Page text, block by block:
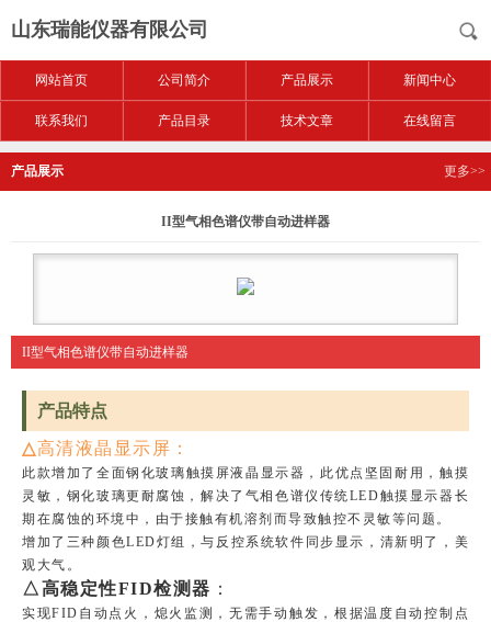
山东瑞能仪器有限公司
网站首页 公司简介 产品展示 新闻中心
联系我们 产品目录 技术文章 在线留言
产品展示 更多>>
II型气相色谱仪带自动进样器
II型气相色谱仪带自动进样器
产品特点
△高清液晶显示屏：
此款增加了全面钢化玻璃触摸屏液晶显示器，此优点坚固耐用，触摸
灵敏，钢化玻璃更耐腐蚀，解决了气相色谱仪传统LED触摸显示器长
期在腐蚀的环境中，由于接触有机溶剂而导致触控不灵敏等问题。
增加了三种颜色LED灯组，与反控系统软件同步显示，清新明了，美
观大气。
△高稳定性FID检测器 ：
实现FID自动点火，熄火监测，无需手动触发，根据温度自动控制点